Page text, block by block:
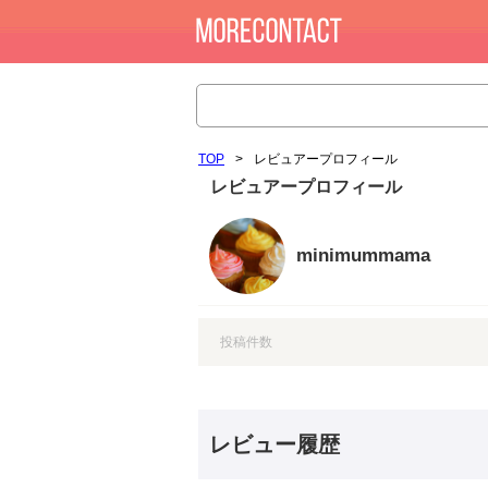
TOP > レビュアープロフィール
レビュアープロフィール
minimummama
投稿件数
レビュー履歴